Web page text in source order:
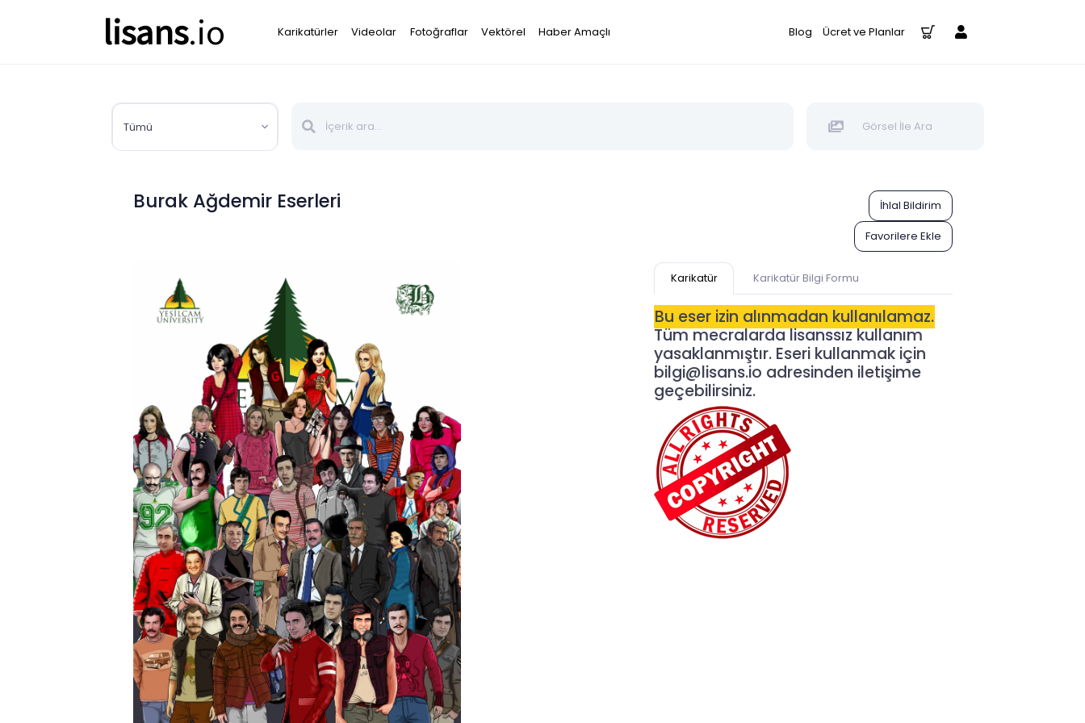
lisans.io Karikatürler Videolar Fotoğraflar Vektörel Haber Amaçlı Blog Ücret ve Planlar
Tümü Görsel İle Ara
Burak Ağdemir Eserleri
İhlal Bildirim
Favorilere Ekle
Karikatür Karikatür Bilgi Formu
Bu eser izin alınmadan kullanılamaz.
Tüm mecralarda lisanssız kullanım
yasaklanmıştır. Eseri kullanmak için
bilgi@lisans.io adresinden iletişime
geçebilirsiniz.